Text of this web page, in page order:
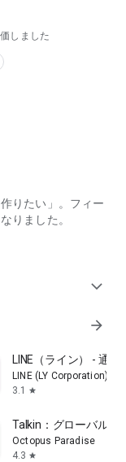
しました
りたい」。フィー
りました。
expand_more
arrow_forward
LINE（ライン） - 通
LINE (LY Corporation)
3.1
star
Talkin：グローバル友
Octopus Paradise
4.3 star